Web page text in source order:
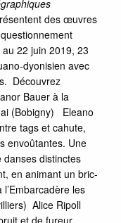
des œuvres
22 juin 2019, 23
dyonisien avec
Découvrez
Bauer à la
(Bobigny) Eleano
tags et cahute,
envoûtantes. Une
danses distinctes
en animant un bric-
les
Alice Ripoll
et de fureur.